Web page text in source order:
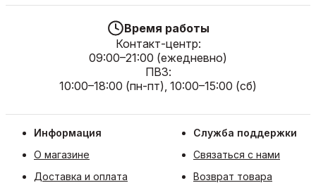
Время работы
Контакт-центр:
09:00–21:00 (ежедневно)
ПВЗ:
10:00–18:00 (пн-пт), 10:00–15:00 (сб)
Информация
О магазине
Доставка и оплата
Служба поддержки
Связаться с нами
Возврат товара